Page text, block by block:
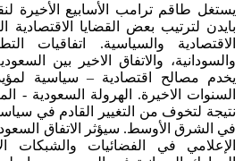
يستغل طاقم ترامب الأسابيع الأخيرة
بايدن لترتيب بعض القضايا
الاقتصادية والسياسية. اتفاقيات
والسودانية، والاتفاق الاخير بين
يخدم مصالح اقتصادية – سياسية
السنوات الاخيرة. الهرولة السعودية -
نتيجة لتخوف من التغيير القادم في سياسة
في الشرق الأوسط. سيؤثر الاتفاق
الإعلامي في الفضائيات والشبكات